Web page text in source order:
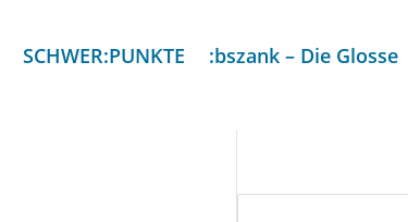
SCHWER:PUNKTE :bszank – Die Glosse